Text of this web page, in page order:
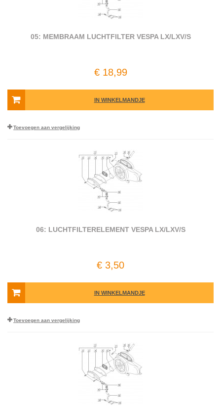
05: MEMBRAAM LUCHTFILTER VESPA LX/LXV/S
€ 18,99
IN WINKELMANDJE
Toevoegen aan vergelijking
06: LUCHTFILTERELEMENT VESPA LX/LXV/S
€ 3,50
IN WINKELMANDJE
Toevoegen aan vergelijking